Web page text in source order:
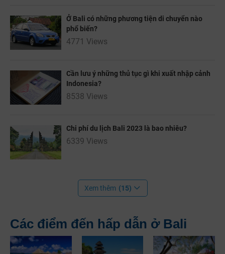
Ở Bali có những phương tiện di chuyển nào
phổ biến?
4771 Views
Cần lưu ý những thủ tục gì khi xuất nhập cảnh
Indonesia?
8538 Views
Chi phí du lịch Bali 2023 là bao nhiêu?
6339 Views
Xem thêm (15)
Các điểm đến hấp dẫn ở Bali